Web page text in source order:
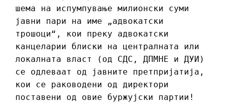
шема на испумпување милионски суми
јавни пари на име „адвокатски
трошоци“, кои преку адвокатски
канцеларии блиски на централната или
локалната власт (од СДС, ДПМНЕ и ДУИ)
се одлеваат од јавните претпријатија,
кои се раководени од директори
поставени од овие буржујски партии!